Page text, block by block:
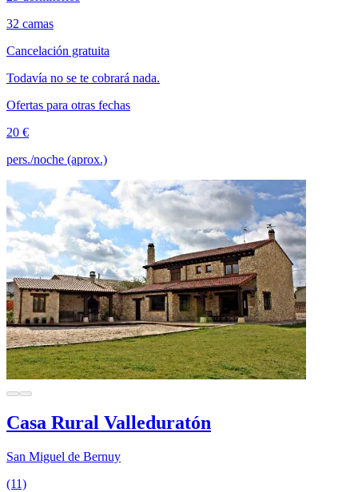
32 camas
Cancelación gratuita
Todavía no se te cobrará nada.
Ofertas para otras fechas
20 €
pers./noche (aprox.)
Casa Rural Valleduratón
San Miguel de Bernuy
(11)